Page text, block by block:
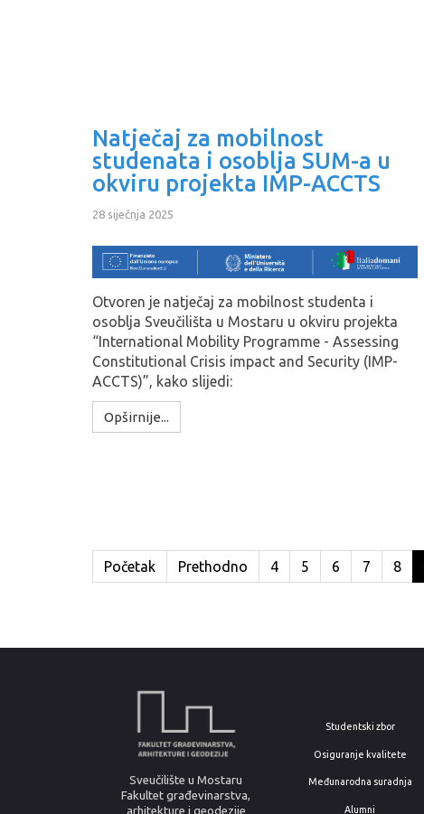
Natječaj za mobilnost
studenata i osoblja SUM-a u
okviru projekta IMP-ACCTS
28 siječnja 2025
Otvoren je natječaj za mobilnost studenta i
osoblja Sveučilišta u Mostaru u okviru projekta
“International Mobility Programme - Assessing
Constitutional Crisis impact and Security (IMP-
ACCTS)”, kako slijedi:
Opširnije...
Početak Prethodno 4 5 6 7 8
Sveučilište u Mostaru
Fakultet građevinarstva,
arhitekture i geodezije
Studentski zbor
Osiguranje kvalitete
Međunarodna suradnja
Alumni